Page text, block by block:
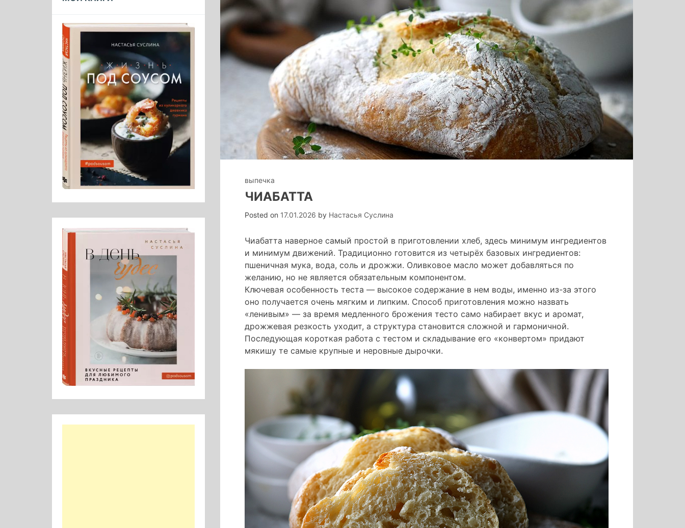
выпечка
ЧИАБАТТА
Posted on 17.01.2026 by Настасья Суслина
Чиабатта наверное самый простой в приготовлении хлеб, здесь минимум ингредиентов
и минимум движений. Традиционно готовится из четырёх базовых ингредиентов:
пшеничная мука, вода, соль и дрожжи. Оливковое масло может добавляться по
желанию, но не является обязательным компонентом.
Ключевая особенность теста — высокое содержание в нем воды, именно из-за этого
оно получается очень мягким и липким. Способ приготовления можно назвать
«ленивым» — за время медленного брожения тесто само набирает вкус и аромат,
дрожжевая резкость уходит, а структура становится сложной и гармоничной.
Последующая короткая работа с тестом и складывание его «конвертом» придают
мякишу те самые крупные и неровные дырочки.